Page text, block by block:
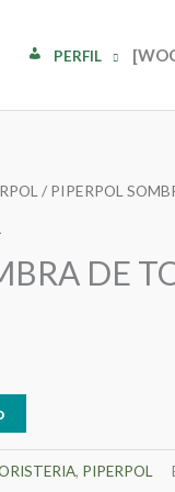
PERFIL
/ PIPERPOL
DE
, PIPERPOL